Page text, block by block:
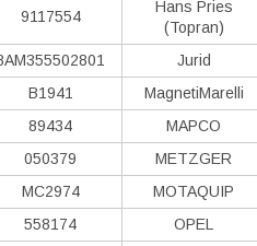
9117554
Hans Pries
(Topran)
Jurid
B1941 MagnetiMarelli
89434 MAPCO
050379 METZGER
MC2974 MOTAQUIP
558174 OPEL